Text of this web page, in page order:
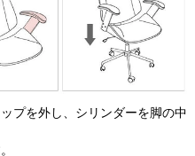
プを外し、シリンダーを脚の中